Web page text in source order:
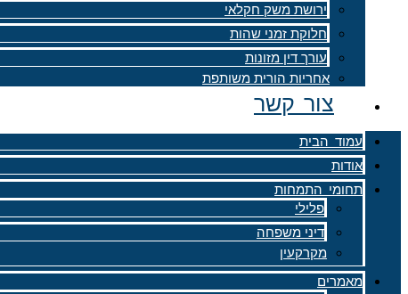
ירושת משק חקלאי
חלוקת זמני שהות
עורך דין מזונות
אחריות הורית משותפת
צור קשר
עמוד הבית
אודות
תחומי התמחות
פלילי
דיני משפחה
מקרקעין
מאמרים